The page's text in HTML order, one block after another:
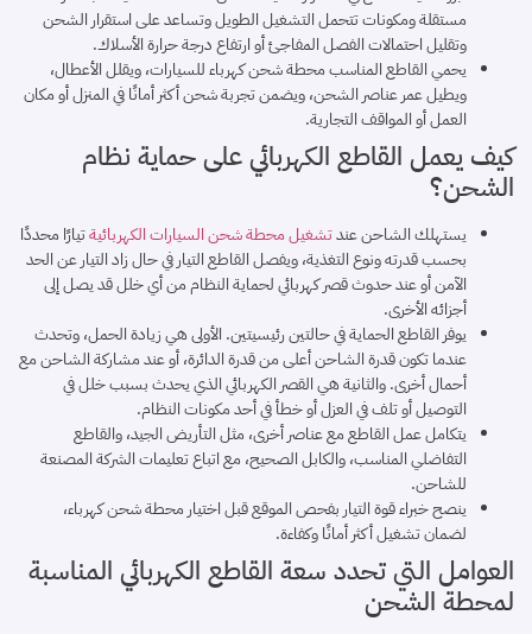
مستقلة ومكونات تتحمل التشغيل الطويل وتساعد على استقرار الشحن
وتقليل احتمالات الفصل المفاجئ أو ارتفاع درجة حرارة الأسلاك.
يحمي القاطع المناسب محطة شحن كهرباء للسيارات، ويقلل الأعطال،
ويطيل عمر عناصر الشحن، ويضمن تجربة شحن أكثر أمانًا في المنزل أو مكان
العمل أو المواقف التجارية.
كيف يعمل القاطع الكهربائي على حماية نظام
الشحن؟
يستهلك الشاحن عندتشغيل محطة شحن السيارات الكهربائيةتيارًا محددًا
بحسب قدرته ونوع التغذية، ويفصل القاطع التيار في حال زاد التيار عن الحد
الآمن أو عند حدوث قصر كهربائي لحماية النظام من أي خلل قد يصل إلى
أجزائه الأخرى.
يوفر القاطع الحماية في حالتين رئيسيتين. الأولى هي زيادة الحمل، وتحدث
عندما تكون قدرة الشاحن أعلى من قدرة الدائرة، أو عند مشاركة الشاحن مع
أحمال أخرى. والثانية هي القصر الكهربائي الذي يحدث بسبب خلل في
التوصيل أو تلف في العزل أو خطأ في أحد مكونات النظام.
يتكامل عمل القاطع مع عناصر أخرى، مثل التأريض الجيد، والقاطع
التفاضلي المناسب، والكابل الصحيح، مع اتباع تعليمات الشركة المصنعة
للشاحن.
ينصح خبراء قوة التيار بفحص الموقع قبل اختيار محطة شحن كهرباء،
لضمان تشغيل أكثر أمانًا وكفاءة.
العوامل التي تحدد سعة القاطع الكهربائي المناسبة
لمحطة الشحن